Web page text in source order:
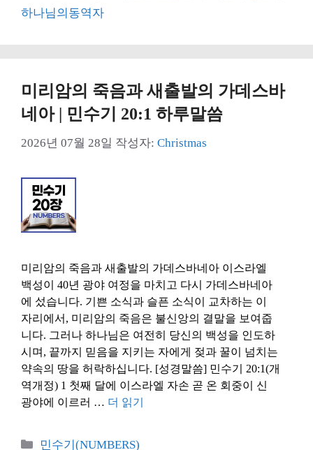
리
그
하나님의동역자
미리암의 죽음과 새출발의 가데스바
네아 | 민수기 20:1 하루말씀
2026년 07월 28일 작성자: Christmas
미리암의 죽음과 새출발의 가데스바네아 이스라엘
백성이 40년 광야 여정을 마치고 다시 가데스바네아
에 섰습니다. 기쁜 소식과 슬픈 소식이 교차하는 이
자리에서, 미리암의 죽음은 불신앙의 결말을 보여줍
니다. 그러나 하나님은 여전히 당신의 백성을 인도하
시며, 끝까지 믿음을 지키는 자에게 젖과 꿀이 넘치는
약속의 땅을 허락하십니다. [성경말씀] 민수기 20:1(개
역개정) 1 첫째 달에 이스라엘 자손 곧 온 회중이 신
광야에 이르러 … 더 읽기
카
민수기(NUMBERS)